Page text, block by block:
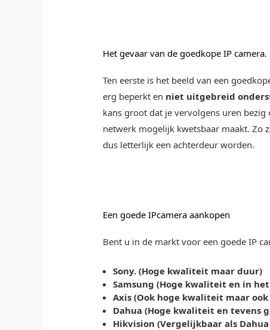
Het gevaar van de goedkope IP camera.
Ten eerste is het beeld van een
erg beperkt en niet uitgebreid
kans groot dat je vervolgens uren
netwerk mogelijk kwetsbaar maakt. Zo
dus letterlijk een achterdeur worden.
Een goede IPcamera aankopen
Bent u in de markt voor een goede IP
Sony. (Hoge kwaliteit maar duur)
Samsung (Hoge kwaliteit en in
Axis (Ook hoge kwaliteit maar
Dahua (Hoge kwaliteit en
Hikvision (Vergelijkbaar als